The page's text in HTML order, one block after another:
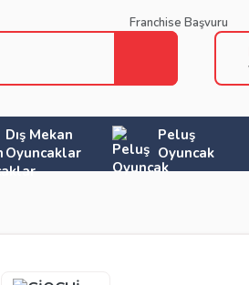
Franchise Başvuru
Dış Mekan
Oyuncaklar
Peluş
Oyuncak